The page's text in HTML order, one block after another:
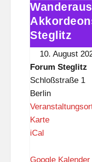
t
e
g
l
i
t
z
„600
Akkordeons"
im
Forum
Steglitz
Steglitz
10. August
Forum Steglitz
Schloßstraße 1
Berlin
KarteF
u
iCal
Google Kalender